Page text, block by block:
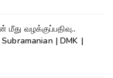
மீது வழக்குப்பதிவு..
Subramanian | DMK |